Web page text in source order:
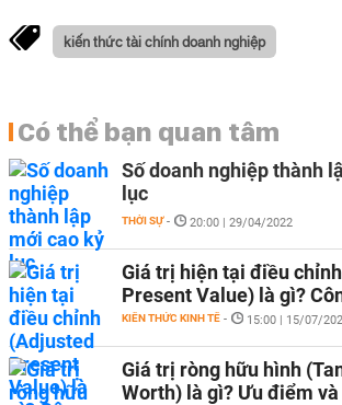
kiến thức tài chính doanh nghiệp
Có thể bạn quan tâm
Số doanh nghiệp thành
lục
THỜI SỰ - 20:00 | 29/04/2022
Giá trị hiện tại điều
Present Value) là gì?
KIẾN THỨC KINH TẾ - 15:00 | 15/07/
Giá trị ròng hữu hình
Worth) là gì? Ưu điểm